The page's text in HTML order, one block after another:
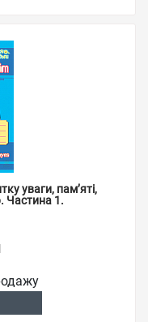
уваги, пам’яті,
Частина 1.